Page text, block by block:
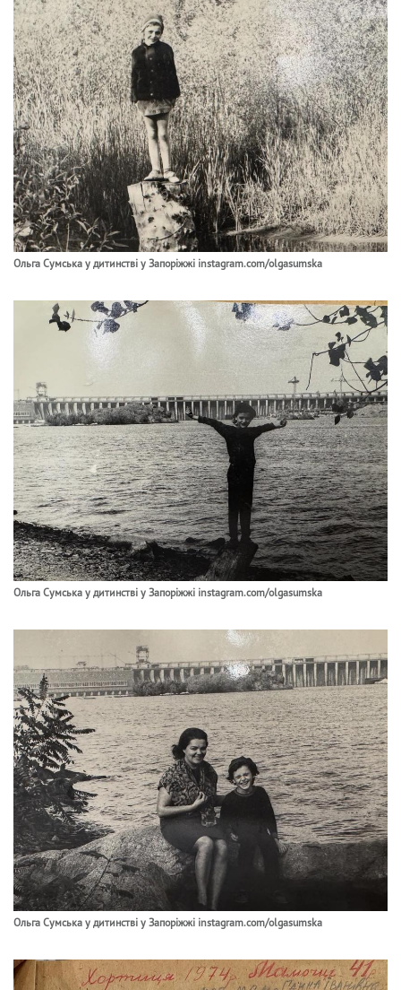
Ольга Сумська у дитинстві у Запоріжжі instagram.com/olgasumska
Ольга Сумська у дитинстві у Запоріжжі instagram.com/olgasumska
Ольга Сумська у дитинстві у Запоріжжі instagram.com/olgasumska